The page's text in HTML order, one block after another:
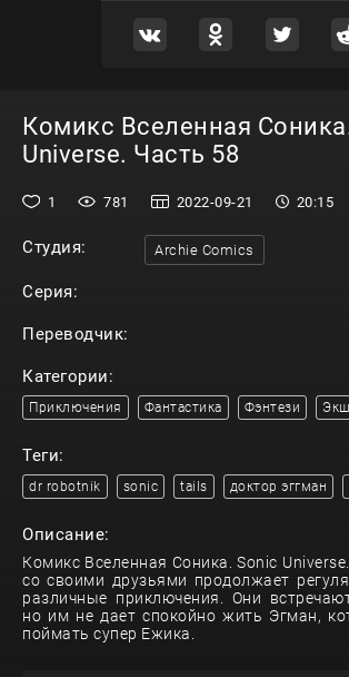
Комикс Вселенная
Universe. Часть 58
1 781 2022-09-21 20:15
Студия: Archie Comics
Серия:
Переводчик:
Категории:
Приключения Фантастика Фэнтези
Теги:
dr robotnik sonic tails доктор эггман
Описание:
Комикс Вселенная Соника. Sonic
со своими друзьями продолжает
различные приключения. Они
но им не дает спокойно жить Эгман,
поймать супер Ежика.